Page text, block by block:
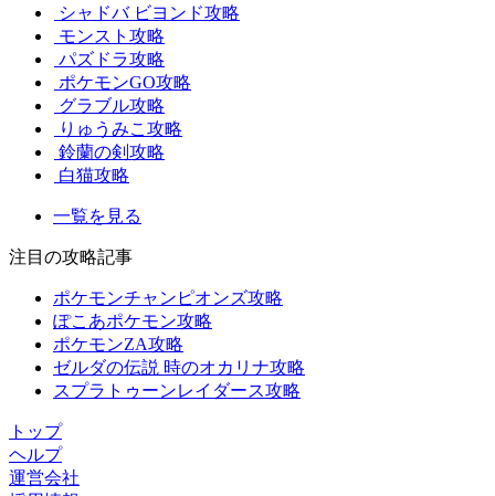
シャドバ ビヨンド攻略
モンスト攻略
パズドラ攻略
ポケモンGO攻略
グラブル攻略
りゅうみこ攻略
鈴蘭の剣攻略
白猫攻略
一覧を見る
注目の攻略記事
ポケモンチャンピオンズ攻略
ぽこあポケモン攻略
ポケモンZA攻略
ゼルダの伝説 時のオカリナ攻略
スプラトゥーンレイダース攻略
トップ
ヘルプ
運営会社